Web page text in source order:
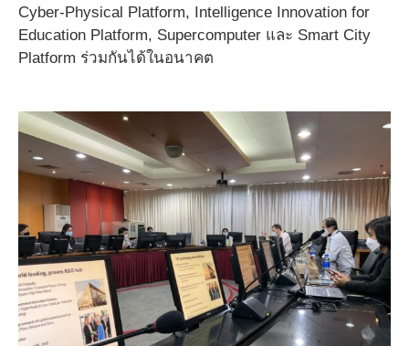
Cyber-Physical Platform, Intelligence Innovation for
Education Platform, Supercomputer และ Smart City
Platform ร่วมกันได้ในอนาคต